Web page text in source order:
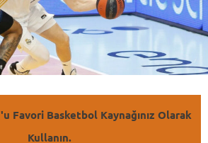
'u Favori Basketbol Kaynağınız Olarak
Kullanın.